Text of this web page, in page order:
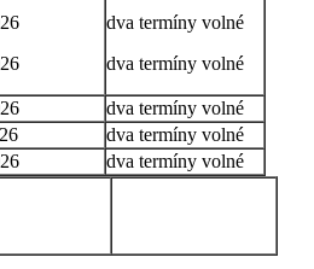
dva termíny volné
dva termíny volné
dva termíny volné
dva termíny volné
dva termíny volné